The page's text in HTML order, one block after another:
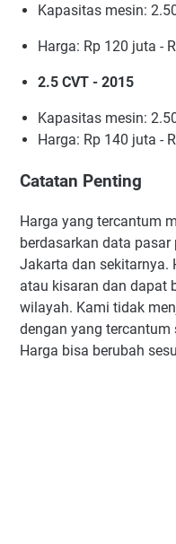
Kapasitas mesin:
Harga: Rp 120 juta -
2.5 CVT - 2015
Kapasitas mesin:
Harga: Rp 140 juta -
Catatan Penting
Harga yang tercantum
berdasarkan data
Jakarta dan sekitarnya.
atau kisaran dan dapat
wilayah. Kami tidak
dengan yang
Harga bisa berubah